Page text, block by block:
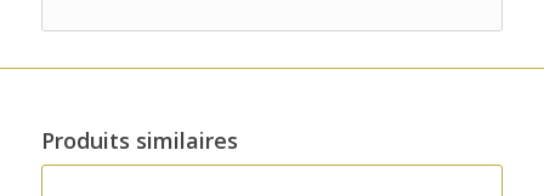
Produits similaires